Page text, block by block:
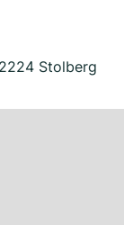
Stolberg